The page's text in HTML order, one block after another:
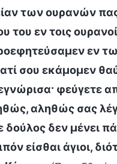
των ουρανών
του εν τοις
εν
σου εκάμομεν
φεύγετε
αληθώς σας
δεν μένει
είσθαι άγιοι,